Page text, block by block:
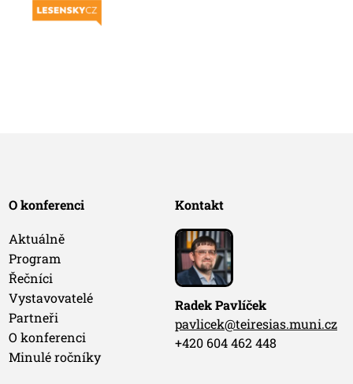
O konferenci
Aktuálně
Program
Řečníci
Vystavovatelé
Partneři
O konferenci
Minulé ročníky
Kontakt
Radek Pavlíček
pavlicek@teiresias.muni.cz
+420 604 462 448